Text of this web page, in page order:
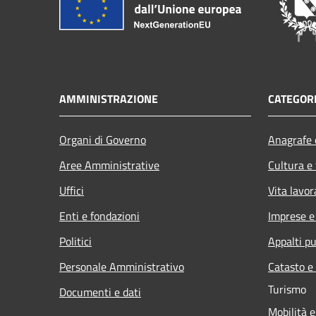
AMMINISTRAZIONE
Organi di Governo
Aree Amministrative
Uffici
Enti e fondazioni
Politici
Personale Amministrativo
Documenti e dati
Cultura
Vita
Imprese
Appalti
Catasto
Turismo
Mobilità